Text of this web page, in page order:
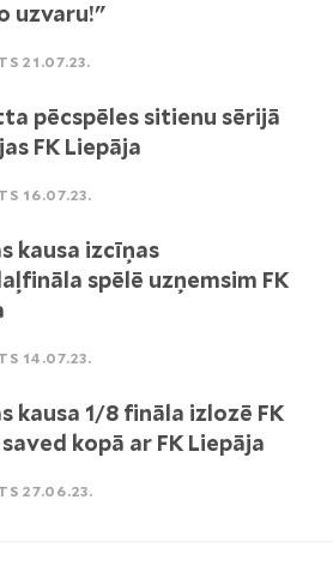
uzvaru!"
21.07.23.
pēcspēles sitienu sērijā
FK Liepāja
16.07.23.
kausa izcīņas
spēlē uzņemsim FK
14.07.23.
kausa 1/8 fināla izlozē FK
kopā ar FK Liepāja
27.06.23.